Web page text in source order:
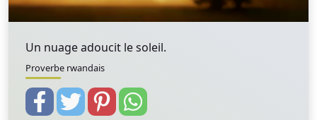
Un nuage adoucit le soleil.
Proverbe rwandais